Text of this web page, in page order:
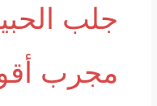
جلب
مجرب